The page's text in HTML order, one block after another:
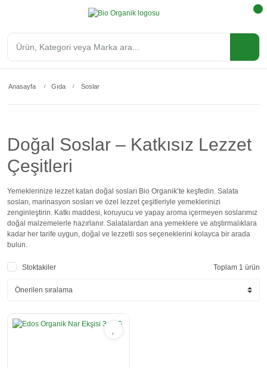
Anasayfa Gıda Soslar
Doğal Soslar – Katkısız Lezzet
Çeşitleri
Yemeklerinize lezzet katan doğal sosları Bio Organik’te keşfedin. Salata
sosları, marinasyon sosları ve özel lezzet çeşitleriyle yemeklerinizi
zenginleştirin. Katkı maddesi, koruyucu ve yapay aroma içermeyen soslarımız
doğal malzemelerle hazırlanır. Salatalardan ana yemeklere ve atıştırmalıklara
kadar her tarife uygun, doğal ve lezzetli sos seçeneklerini kolayca bir arada
bulun.
Stoktakiler Toplam 1 ürün